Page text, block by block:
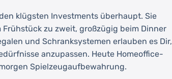
klügsten Investments überhaupt. Sie
zu zweit, großzügig beim Dinner
und Schranksystemen erlauben es Dir,
anzupassen. Heute Homeoffice-
Spielzeugaufbewahrung.